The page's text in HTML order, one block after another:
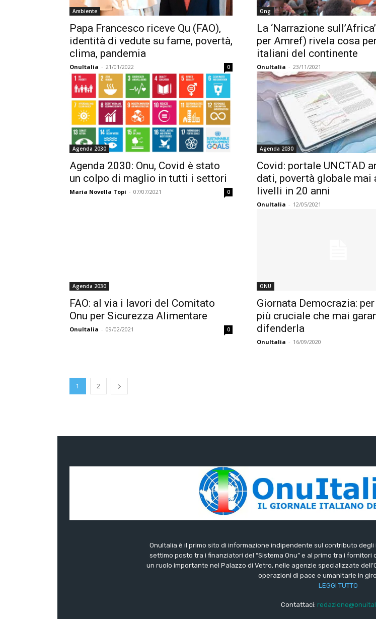
Ambiente
Papa Francesco riceve Qu (FAO),
identità di vedute su fame, povertà,
clima, pandemia
OnuItalia - 21/01/2022 0
Ong
La ‘Narrazione
per Amref) rivela cosa
italiani del continente
OnuItalia - 23/11/2021
Agenda 2030
Agenda 2030: Onu, Covid è stato
un colpo di maglio in tutti i settori
Maria Novella Topi - 07/07/2021 0
Agenda 2030
Covid: portale UNCTAD
dati, povertà globale mai
livelli in 20 anni
OnuItalia - 12/05/2021
Agenda 2030
FAO: al via i lavori del Comitato
Onu per Sicurezza Alimentare
OnuItalia - 09/02/2021 0
ONU
Giornata Democrazia: per
più cruciale che mai
difenderla
OnuItalia - 16/09/2020
1 2
OnuItalia è il primo sito di informazione indipendente sul contributo
settimo posto tra i finanziatori del “Sistema Onu” e al primo tra i fornitori
un ruolo importante nel Palazzo di Vetro, nelle agenzie specializzate
operazioni di pace e umanitarie in
LEGGI TUTTO
Contattaci: